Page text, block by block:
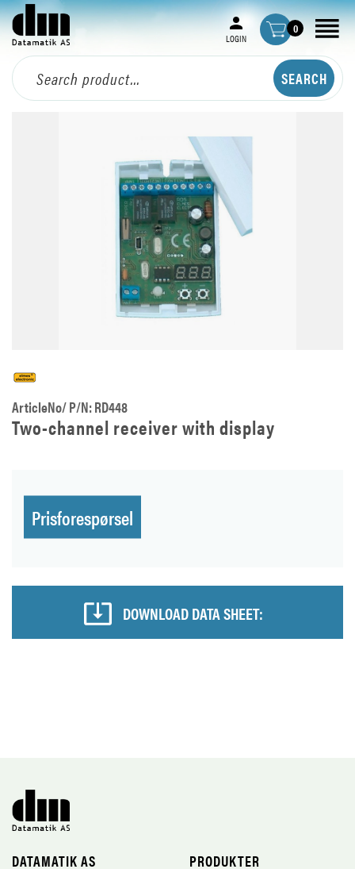
LOGIN
0
ArticleNo/ P/N: RD448
Two-channel receiver with display
Prisforespørsel
DOWNLOAD DATA SHEET:
DATAMATIK AS
PRODUKTER